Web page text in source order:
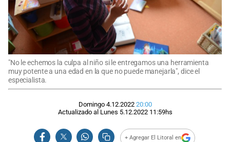
"No le echemos la culpa al niño si le entregamos una herramienta
muy potente a una edad en la que no puede manejarla", dice el
especialista.
Domingo 4.12.2022 20:00
Actualizado al Lunes 5.12.2022 11:59hs
+ Agregar El Litoral en